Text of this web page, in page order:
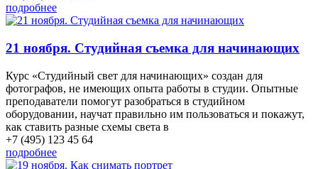
подробнее
21 ноября. Студийная съемка для начинающих
Курс «Студийный свет для начинающих» создан для
фотографов, не имеющих опыта работы в студии. Опытные
преподаватели помогут разобраться в студийном
оборудовании, научат правильно им пользоваться и покажут,
как ставить разные схемы света в
+7 (495) 123 45 64
подробнее